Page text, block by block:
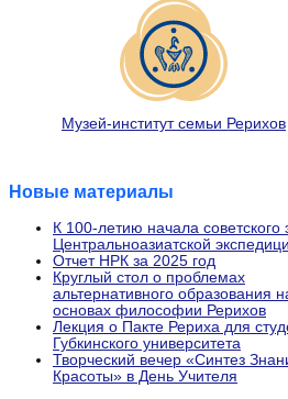
Музей-институт семьи Рерихов
Новые материалы
К 100-летию начала советского
Центральноазиатской
Отчет НРК за 2025 год
Круглый стол о проблемах
альтернативного образования
основах философии Рерихов
Лекция о Пакте Рериха для
Губкинского университета
Творческий вечер «Синтез
Красоты» в День Учителя